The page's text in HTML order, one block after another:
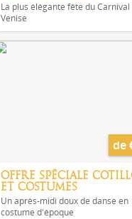
La plus élégante fête du Carnival
Venise
de
OFFRE SPÉCIALE
ET COSTUMES
Un après-midi doux de danse en
costume d'époque